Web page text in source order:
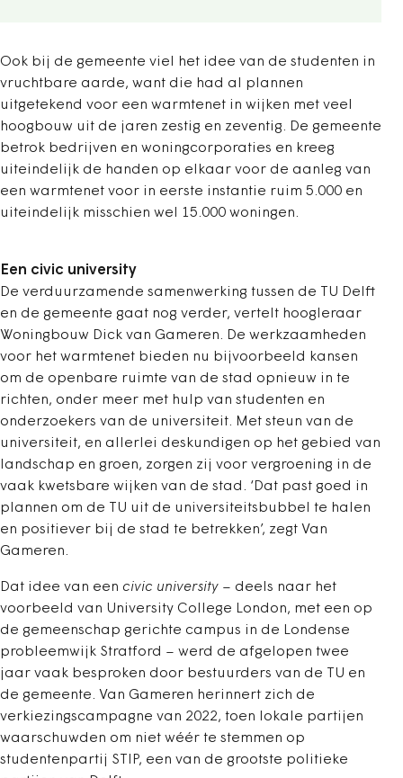
Ook bij de gemeente viel het idee van de studenten in
vruchtbare aarde, want die had al plannen
uitgetekend voor een warmtenet in wijken met veel
hoogbouw uit de jaren zestig en zeventig. De gemeente
­betrok bedrijven en woningcorporaties en kreeg
uiteindelijk de handen op elkaar voor de aanleg van
een warmtenet voor in eerste instantie ruim 5.000 en
uiteindelijk misschien wel 15.000 woningen.
Een civic university
De verduurzamende samenwerking tussen de TU Delft
en de gemeente gaat nog verder, vertelt hoogleraar
Woningbouw Dick van Gameren. De werkzaamheden
voor het warmtenet bieden nu bijvoorbeeld kansen
om de openbare ruimte van de stad opnieuw in te
richten, onder meer met hulp van studenten en
onderzoekers van de universiteit. Met steun van de
universiteit, en allerlei deskundigen op het gebied van
landschap en groen, zorgen zij voor vergroening in de
vaak kwetsbare wijken van de stad. ‘Dat past goed in
plannen om de TU uit de universiteitsbubbel te halen
en positiever bij de stad te betrekken’, zegt Van
Gameren.
Dat idee van een civic university – deels naar het
voorbeeld van University College London, met een op
de gemeenschap gerichte campus in de Londense
probleemwijk Stratford – werd de afgelopen twee
jaar vaak besproken door bestuurders van de TU en
de gemeente. Van Gameren herinnert zich de
verkiezingscampagne van 2022, toen lokale partijen
waarschuwden om niet wéér te stemmen op
studentenpartij STIP, een van de grootste politieke